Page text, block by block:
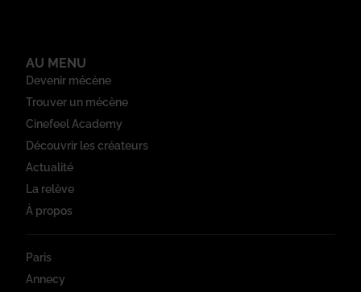
AU MENU
Devenir mécène
Trouver un mécène
Cinefeel Academy
Découvrir les créateurs
Actualité
La relève
À propos
Paris
Annecy